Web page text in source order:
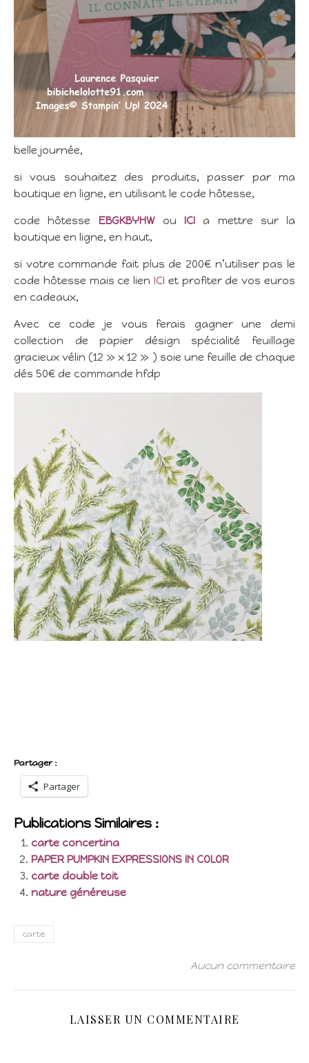
belle journée,
si vous souhaitez des produits, passer par ma
boutique en ligne, en utilisant le code hôtesse,
code hôtesse EBGKBYHWou ICI a mettre sur la
boutique en ligne, en haut,
si votre commande fait plus de 200€ n’utiliser pas le
code hôtesse mais ce lien ICI et profiter de vos euros
en cadeaux,
Avec ce code je vous ferais gagner une demi
collection de papier désign spécialité feuillage
gracieux vélin (12 » x 12 » ) soie une feuille de chaque
dés 50€ de commande hfdp
Partager :
Partager
Publications Similaires :
carte concertina
PAPER PUMPKIN EXPRESSIONS IN COLOR
carte double toit
nature généreuse
carte
Aucun commentaire
LAISSER UN COMMENTAIRE